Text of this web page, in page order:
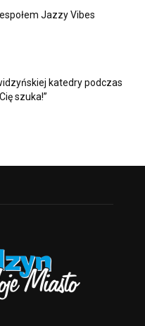
Jazzy Vibes
katedry podczas
szuka!”